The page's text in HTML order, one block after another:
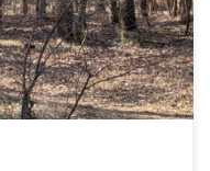
Wuhle versucht, ihre
organisieren und auch